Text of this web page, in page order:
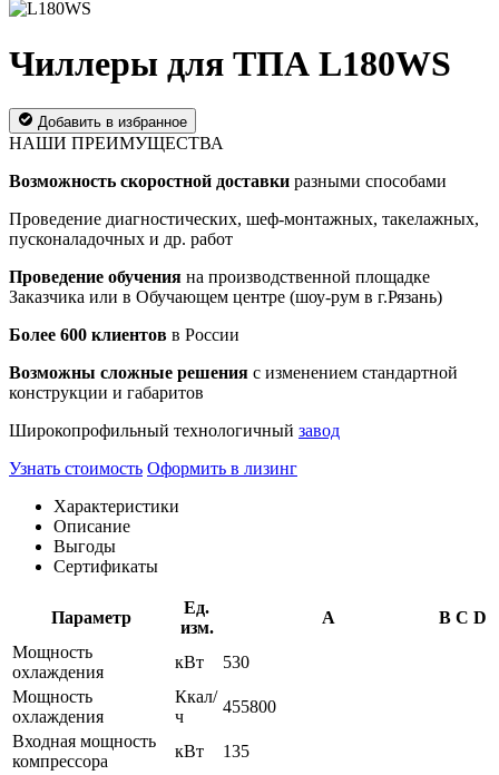
Чиллеры для ТПА L180WS
Добавить в избранное
НАШИ ПРЕИМУЩЕСТВА
Возможность скоростной доставки разными способами
Проведение диагностических, шеф-монтажных, такелажных,
пусконаладочных и др. работ
Проведение обучения на производственной площадке
Заказчика или в Обучающем центре (шоу-рум в г.Рязань)
Более 600 клиентов в России
Возможны сложные решения с изменением стандартной
конструкции и габаритов
Широкопрофильный технологичный завод
Узнать стоимость Оформить в лизинг
Характеристики
Описание
Выгоды
Сертификаты
Параметр
Ед.
изм.
A B C D
Мощность
охлаждения
кВт
530
Мощность
охлаждения
Ккал/
ч
455800
Входная мощность
компрессора
кВт
135